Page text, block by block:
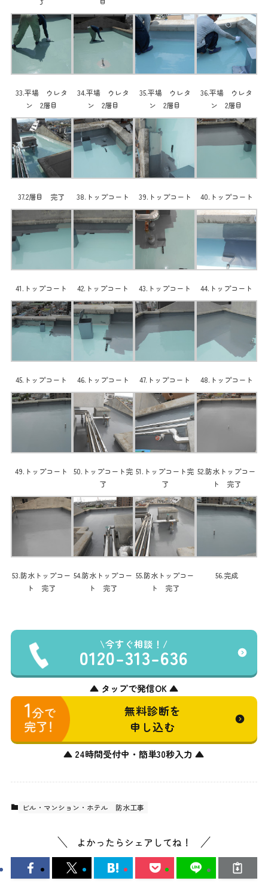
33.平場 ウレタ
ン 2層目
34.平場 ウレタ
ン 2層目
35.平場 ウレタ
ン 2層目
36.平場 ウレタ
ン 2層目
37.2層目 完了 38.トップコート 39.トップコート 40.トップコート
41.トップコート 42.トップコート 43.トップコート 44.トップコート
45.トップコート 46.トップコート 47.トップコート 48.トップコート
49.トップコート
50.トップコート完
了
51.トップコート完
了
52.防水トップコー
ト 完了
53.防水トップコー
ト 完了
54.防水トップコー
ト 完了
55.防水トップコー
ト 完了
56.完成
今すぐ相談！
0120-313-636
▲ タップで発信OK ▲
無料診断を
申し込む
▲ 24時間受付中・簡単30秒入力 ▲
ビル・マンション・ホテル 防水工事
よかったらシェアしてね！